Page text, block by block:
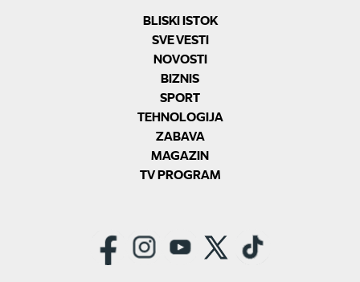
BLISKI ISTOK
SVE VESTI
NOVOSTI
BIZNIS
SPORT
TEHNOLOGIJA
ZABAVA
MAGAZIN
TV PROGRAM